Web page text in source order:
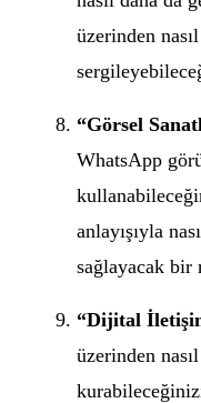
üzerinden
“Görsel
WhatsApp
anlayışıyla
sağlayacak bir
“Dijital
üzerinden
kurabileceğinizi